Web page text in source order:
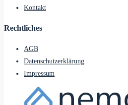
Kontakt
Rechtliches
AGB
Datenschutzerklärung
Impressum